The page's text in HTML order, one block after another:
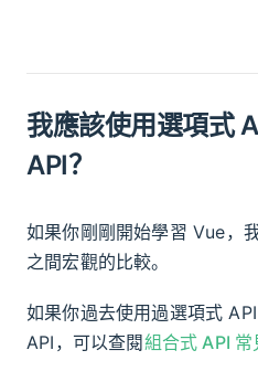
我應該使用選項式
API？
如果你剛剛開始學習 Vue，
之間宏觀的比較。
如果你過去使用過選項式
API，可以查閱組合式 API